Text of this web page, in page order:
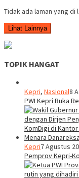
Tidak ada laman yang di
Lihat Lainnya
TOPIK HANGAT
Kepri, Nasional8
PWI Kepri Buka
Kepri7 Agustus
Pemprov Kepri-